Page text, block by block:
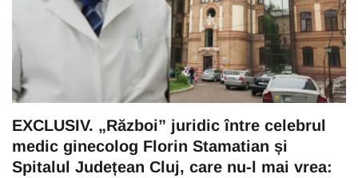
EXCLUSIV. „Război” juridic între celebrul
medic ginecolog Florin Stamatian și
Spitalul Județean Cluj, care nu-l mai vrea: